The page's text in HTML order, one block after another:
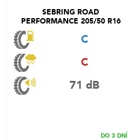
SEBRING ROAD
PERFORMANCE 205/50 R16
C
C
71 dB
DO 3 DNÍ